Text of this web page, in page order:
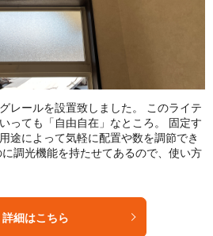
レールを設置致しました。 このライテ
っても「自由自在」なところ。 固定す
途によって気軽に配置や数を調節でき
調光機能を持たせてあるので、使い方
詳細はこちら